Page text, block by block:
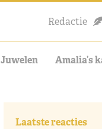
Redactie
Juwelen Amalia’s
Laatste reacties